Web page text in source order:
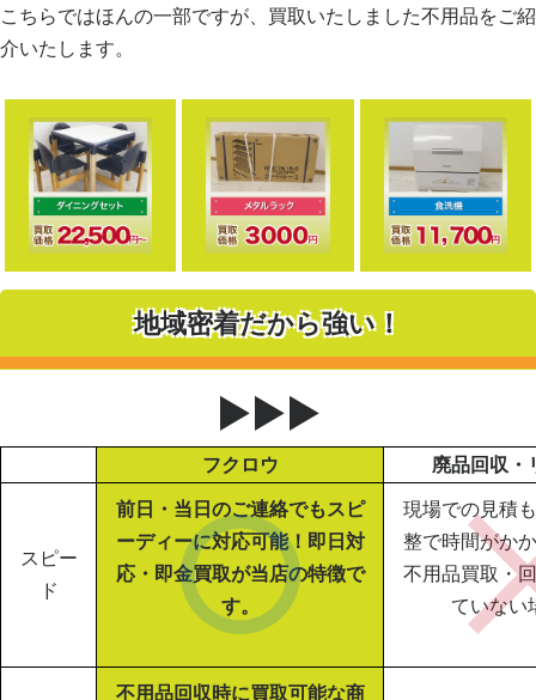
こちらではほんの一部ですが、買取いたしました不用品をご紹
介いたします。
地域密着だから強い！
▶▶▶
フクロウ 廃品回収・
スピー
ド
前日・当日のご連絡でもスピ
ーディーに対応可能！即日対
応・即金買取が当店の特徴で
す。
現場での見積
整で時間がか
不用品買取・
ていない
不用品回収時に買取可能な商